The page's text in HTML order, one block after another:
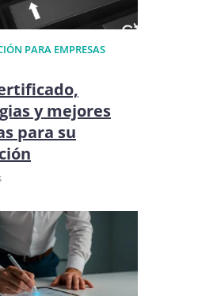
PARA EMPRESAS
y mejores
para su